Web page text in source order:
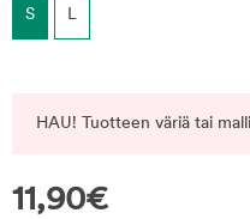
S L
HAU! Tuotteen väriä tai
11,90€